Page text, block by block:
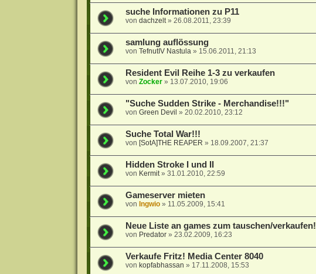
suche Informationen zu P11
von dachzelt» 26.08.2011, 23:39
samlung auflössung
von TefnutIV Nastula» 15.06.2011, 21:13
Resident Evil Reihe 1-3 zu verkaufen
von Zocker» 13.07.2010, 19:06
"Suche Sudden Strike - Merchandise!!!"
von Green Devil » 20.02.2010, 23:12
Suche Total War!!!
von [SotA]THE REAPER » 18.09.2007, 21:37
Hidden Stroke I und II
von Kermit» 31.01.2010, 22:59
Gameserver mieten
von Ingwio» 11.05.2009, 15:41
Neue Liste an games zum tauschen/verkaufen!
von Predator» 23.02.2009, 16:23
Verkaufe Fritz! Media Center 8040
von kopfabhassan » 17.11.2008, 15:53